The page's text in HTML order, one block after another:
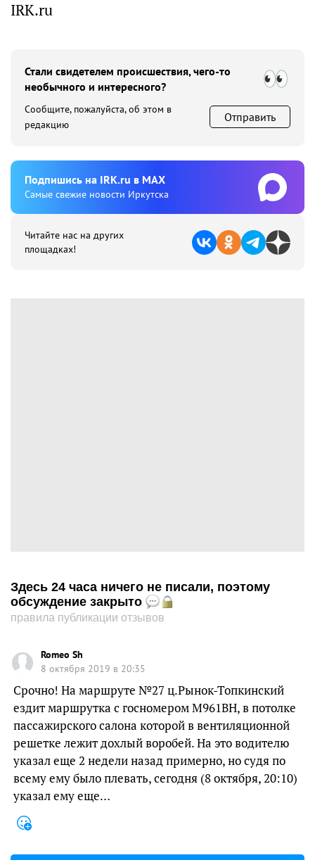
IRK.ru
Стали свидетелем происшествия, чего-то
необычного и интересного?
Сообщите, пожалуйста, об этом в
редакцию
Отправить
Подпишиcь на IRK.ru в MAX
Cамые свежие новости Иркутска
Читайте нас на других
площадках!
Здесь 24 часа ничего не писали, поэтому
обсуждение закрыто
правила публикации отзывов
Romeo Sh
8 октября 2019 в 20:35
Срочно! На маршруте №27 ц.Рынок-Топкинский
ездит маршрутка с госномером M961BH, в потолке
пассажирского салона которой в вентиляционной
решетке лежит дохлый воробей. На это водителю
указал еще 2 недели назад примерно, но судя по
всему ему было плевать, сегодня (8 октября, 20:10)
указал ему еще…